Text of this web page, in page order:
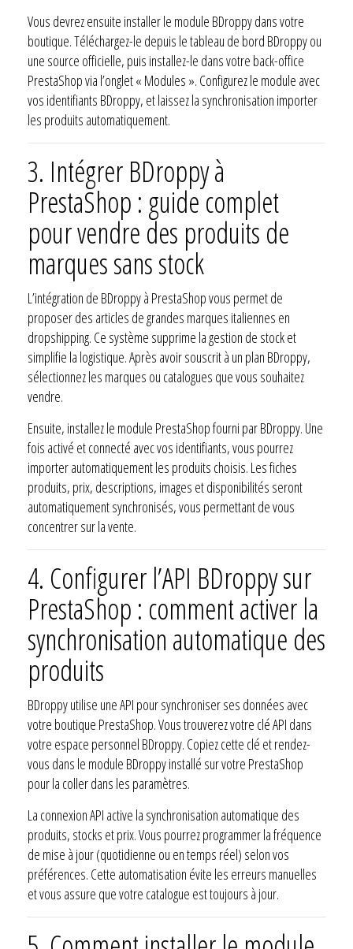
Vous devrez ensuite installer le module BDroppy dans votre
boutique. Téléchargez-le depuis le tableau de bord BDroppy ou
une source officielle, puis installez-le dans votre back-office
PrestaShop via l’onglet « Modules ». Configurez le module avec
vos identifiants BDroppy, et laissez la synchronisation importer
les produits automatiquement.
3. Intégrer BDroppy à
PrestaShop : guide complet
pour vendre des produits de
marques sans stock
L’intégration de BDroppy à PrestaShop vous permet de
proposer des articles de grandes marques italiennes en
dropshipping. Ce système supprime la gestion de stock et
simplifie la logistique. Après avoir souscrit à un plan BDroppy,
sélectionnez les marques ou catalogues que vous souhaitez
vendre.
Ensuite, installez le module PrestaShop fourni par BDroppy. Une
fois activé et connecté avec vos identifiants, vous pourrez
importer automatiquement les produits choisis. Les fiches
produits, prix, descriptions, images et disponibilités seront
automatiquement synchronisés, vous permettant de vous
concentrer sur la vente.
4. Configurer l’API BDroppy sur
PrestaShop : comment activer la
synchronisation automatique des
produits
BDroppy utilise une API pour synchroniser ses données avec
votre boutique PrestaShop. Vous trouverez votre clé API dans
votre espace personnel BDroppy. Copiez cette clé et rendez-
vous dans le module BDroppy installé sur votre PrestaShop
pour la coller dans les paramètres.
La connexion API active la synchronisation automatique des
produits, stocks et prix. Vous pourrez programmer la fréquence
de mise à jour (quotidienne ou en temps réel) selon vos
préférences. Cette automatisation évite les erreurs manuelles
et vous assure que votre catalogue est toujours à jour.